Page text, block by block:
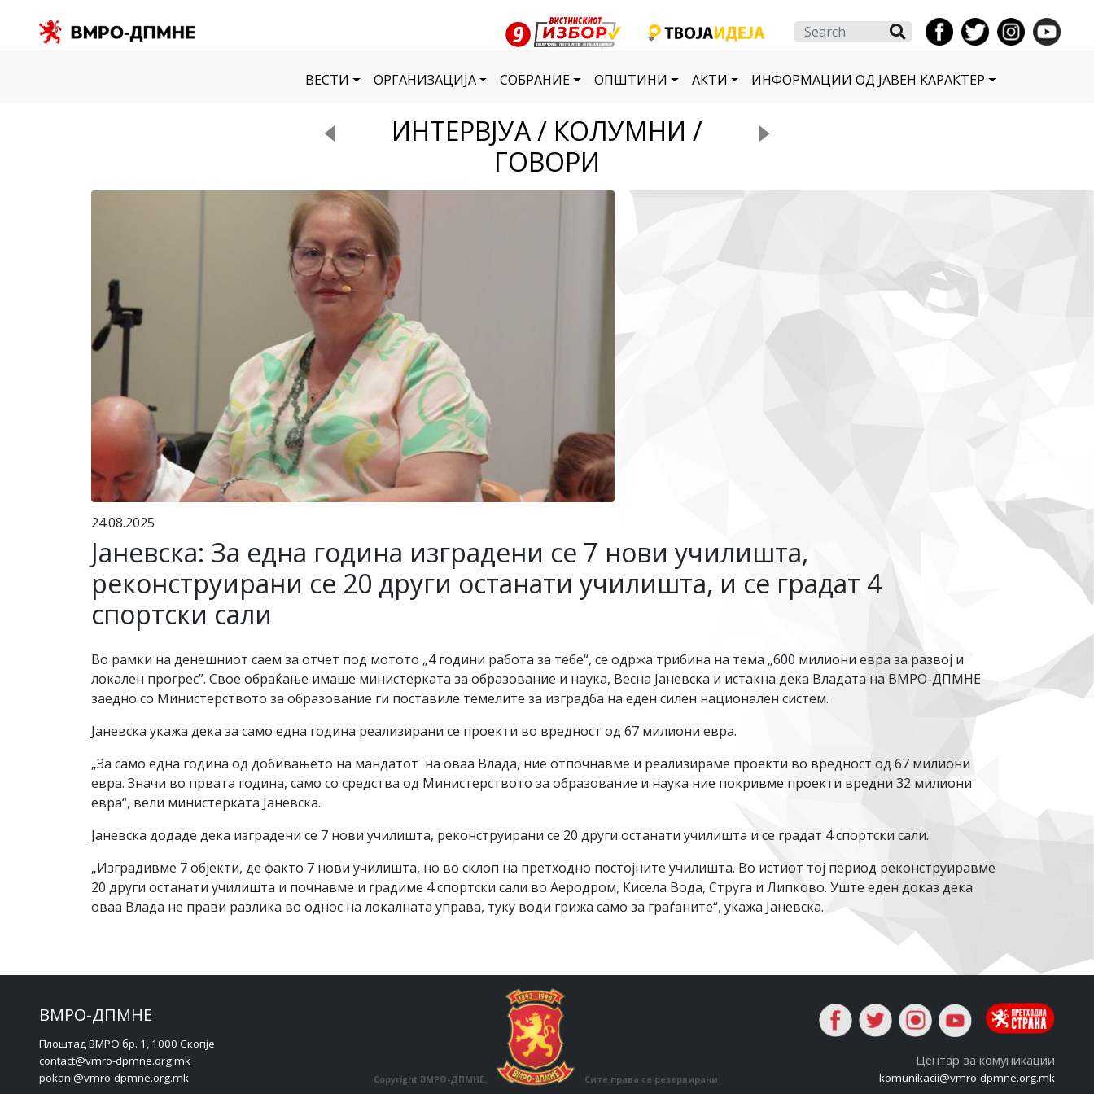
Search
ВЕСТИ ОРГАНИЗАЦИЈА СОБРАНИЕ ОПШТИНИ АКТИ ИНФОРМАЦИИ ОД ЈАВЕН КАРАКТЕР
ИНТЕРВЈУА / КОЛУМНИ /
ГОВОРИ
24.08.2025
Јаневска: За една година изградени се 7 нови училишта,
реконструирани се 20 други останати училишта, и се градат 4
спортски сали
Во рамки на денешниот саем за отчет под мотото „4 години работа за тебе“, се одржа трибина на тема „600 милиони евра за развој и
локален прогрес”. Свое обраќање имаше министерката за образование и наука, Весна Јаневска и истакна дека Владата на ВМРО-ДПМНЕ
заедно со Министерството за образование ги поставиле темелите за изградба на еден силен национален систем.
Јаневска укажа дека за само една година реализирани се проекти во вредност од 67 милиони евра.
„За само една година од добивањето на мандатот на оваа Влада, ние отпочнавме и реализираме проекти во вредност од 67 милиони
евра. Значи во првата година, само со средства од Министерството за образование и наука ние покривме проекти вредни 32 милиони
евра“, вели министерката Јаневска.
Јаневска додаде дека изградени се 7 нови училишта, реконструирани се 20 други останати училишта и се градат 4 спортски сали.
„Изградивме 7 објекти, де факто 7 нови училишта, но во склоп на претходно постојните училишта. Во истиот тој период реконструиравме
20 други останати училишта и почнавме и градиме 4 спортски сали во Аеродром, Кисела Вода, Струга и Липково. Уште еден доказ дека
оваа Влада не прави разлика во однос на локалната управа, туку води грижа само за граѓаните“, укажа Јаневска.
ВМРО-ДПМНЕ
Плоштад ВМРО бр. 1, 1000 Скопје
contact@vmro-dpmne.org.mk
pokani@vmro-dpmne.org.mk
Copyright ВМРО-ДПМНЕ. Сите права се резервирани.
Центар за комуникации
komunikacii@vmro-dpmne.org.mk